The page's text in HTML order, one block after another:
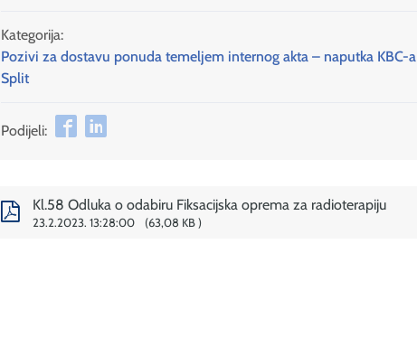
Kategorija:
Pozivi za dostavu ponuda temeljem internog akta – naputka KBC-a
Split
Podijeli:
Kl.58 Odluka o odabiru Fiksacijska oprema za radioterapiju
23.2.2023. 13:28:00 63,08 KB